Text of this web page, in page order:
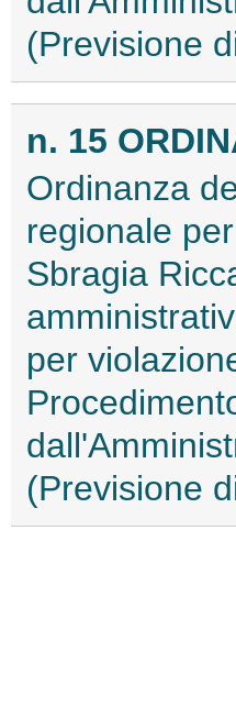
(Previsione
n. 15
Ordinanza
regionale
Sbragia
per
(Previsione